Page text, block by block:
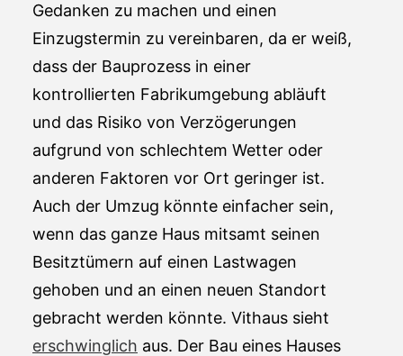
Gedanken zu machen und einen
Einzugstermin zu vereinbaren, da er weiß,
dass der Bauprozess in einer
kontrollierten Fabrikumgebung abläuft
und das Risiko von Verzögerungen
aufgrund von schlechtem Wetter oder
anderen Faktoren vor Ort geringer ist.
Auch der Umzug könnte einfacher sein,
wenn das ganze Haus mitsamt seinen
Besitztümern auf einen Lastwagen
gehoben und an einen neuen Standort
gebracht werden könnte. Vithaus sieht
erschwinglich aus. Der Bau eines Hauses